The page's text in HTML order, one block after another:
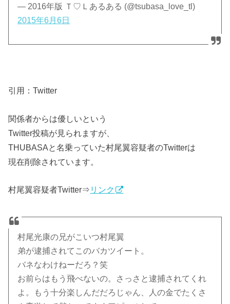
— 2016年版 Ｔ♡Ｌあるある (@tsubasa_love_tl)
2015年6月6日
引用：Twitter
関係者からは優しいという
Twitter投稿が見られますが、
THUBASAと名乗っていた村尾翼容疑者のTwitterは
現在削除されています。
村尾翼容疑者Twitter⇒ リンク
村尾光康の兄がこいつ村尾翼
弟が逮捕されてこのバカツイート。
バネなわけねーだろ？笑
お前らはもう飛べないの。さっさと逮捕されてくれ
よ。もう十分楽しんだだろじゃん、人の金でたくさ